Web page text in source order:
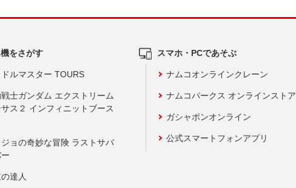
をさがす
ルマスター TOURS
士ガンダム エクストリーム
ス２ インフィニットブース
ョの奇妙な冒険 ラストサバ
達人
スマホ・PCであそぶ
ナムコオンラインクレーン
ナムコパークス オンラインストア
ガシャポンオンライン
公式スマートフォンアプリ